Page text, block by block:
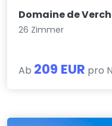
Domaine de
26 Zimmer
Ab 209 EUR pro